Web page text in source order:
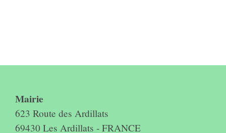
Mairie
623 Route des Ardillats
69430 Les Ardillats - FRANCE